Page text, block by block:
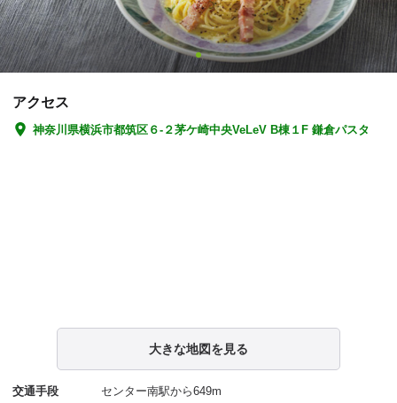
アクセス
神奈川県横浜市都筑区６-２茅ケ崎中央VeLeV B棟１F 鎌倉パスタ
大きな地図を見る
交通手段 センター南駅から649m